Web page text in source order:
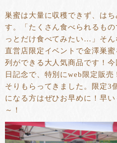
巣蜜は大量に収穫できず、は
す。「たくさん食べられるもの
っとだけ食べてみたい…」そん
直営店限定イベントで金澤巣
列ができる大人気商品です！
日記念で、特別にweb限定販売
そりもらってきました。限定3
になる方はぜひお早めに！早い
～！